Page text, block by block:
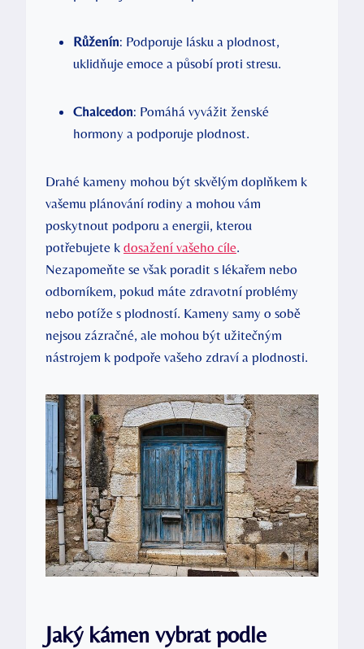
Růženín: Podporuje lásku a plodnost,
uklidňuje emoce a působí proti stresu.
Chalcedon: Pomáhá vyvážit ženské
hormony a podporuje plodnost.
Drahé kameny mohou být skvělým doplňkem k
vašemu plánování rodiny a mohou vám
poskytnout podporu a energii, kterou
potřebujete k dosažení vašeho cíle.
Nezapomeňte se však poradit s lékařem nebo
odborníkem, pokud máte zdravotní problémy
nebo potíže s plodností. Kameny samy o sobě
nejsou zázračné, ale mohou být užitečným
nástrojem k podpoře vašeho zdraví a plodnosti.
Jaký kámen vybrat podle